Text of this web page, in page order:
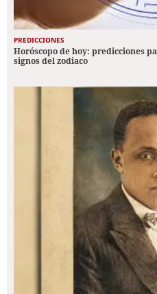
PREDICCIONES
Horóscopo de hoy: predicciones
signos del zodiaco